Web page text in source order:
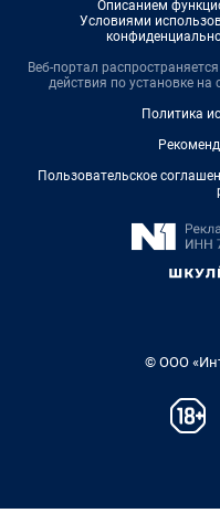
Описанием
Условиями
Веб-портал
действия по установке на
Политика
Пользовательское
© ООО